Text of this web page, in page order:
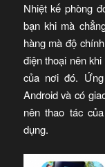
Nhiệt kế phòng
bạn khi mà
hàng mà độ
điện thoại nên
của nơi đó.
Android và có
nên thao tác
dụng.